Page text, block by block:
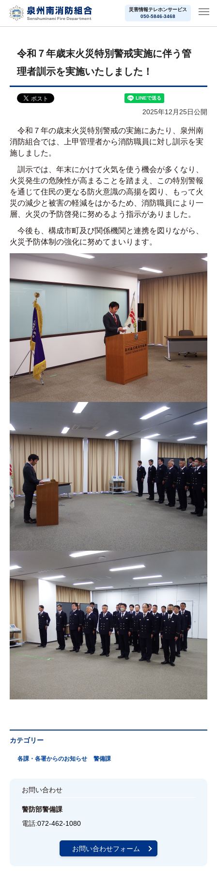
災害情報テレホンサービス
050-5846-3468
令和７年歳末火災特別警戒実施に伴う管
理者訓示を実施いたしました！
2025年12月25日公開
令和７年の歳末火災特別警戒の実施にあたり、泉州南
消防組合では、上甲管理者から消防職員に対し訓示を実
施しました。
訓示では、年末にかけて火気を使う機会が多くなり、
火災発生の危険性が高まることを踏まえ、この特別警報
を通じて住民の更なる防火意識の高揚を図り、もって火
災の減少と被害の軽減をはかるため、消防職員により一
層、火災の予防啓発に努めるよう指示がありました。
今後も、構成市町及び関係機関と連携を図りながら、
火災予防体制の強化に努めてまいります。
カテゴリー
各課・各署からのお知らせ 警備課
お問い合わせ
警防部警備課
電話:072-462-1080
お問い合わせフォーム